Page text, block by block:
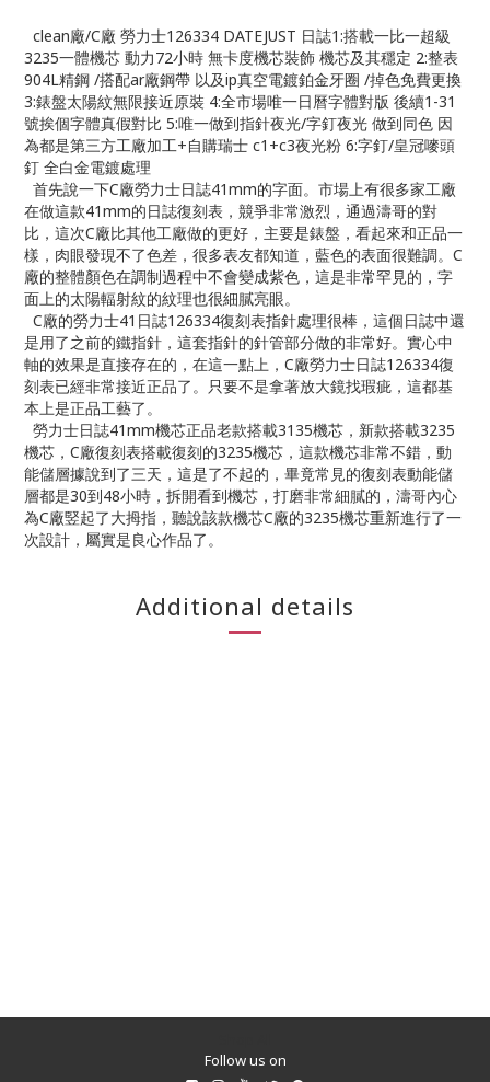
clean廠/C廠 勞力士126334 DATEJUST 日誌1:搭載一比一超級
3235一體機芯 動力72小時 無卡度機芯裝飾 機芯及其穩定 2:整表
904L精鋼 /搭配ar廠鋼帶 以及ip真空電鍍鉑金牙圈 /掉色免費更換
3:錶盤太陽紋無限接近原裝 4:全市場唯一日曆字體對版 後續1-31
號挨個字體真假對比 5:唯一做到指針夜光/字釘夜光 做到同色 因
為都是第三方工廠加工+自購瑞士 c1+c3夜光粉 6:字釘/皇冠嘜頭
釘 全白金電鍍處理
首先說一下C廠勞力士日誌41mm的字面。市場上有很多家工廠
在做這款41mm的日誌復刻表，競爭非常激烈，通過濤哥的對
比，這次C廠比其他工廠做的更好，主要是錶盤，看起來和正品一
樣，肉眼發現不了色差，很多表友都知道，藍色的表面很難調。C
廠的整體顏色在調制過程中不會變成紫色，這是非常罕見的，字
面上的太陽輻射紋的紋理也很細膩亮眼。
C廠的勞力士41日誌126334復刻表指針處理很棒，這個日誌中還
是用了之前的鐵指針，這套指針的針管部分做的非常好。實心中
軸的效果是直接存在的，在這一點上，C廠勞力士日誌126334復
刻表已經非常接近正品了。只要不是拿著放大鏡找瑕疵，這都基
本上是正品工藝了。
勞力士日誌41mm機芯正品老款搭載3135機芯，新款搭載3235
機芯，C廠復刻表搭載復刻的3235機芯，這款機芯非常不錯，動
能儲層據說到了三天，這是了不起的，畢竟常見的復刻表動能儲
層都是30到48小時，拆開看到機芯，打磨非常細膩的，濤哥內心
為C廠竪起了大拇指，聽說該款機芯C廠的3235機芯重新進行了一
次設計，屬實是良心作品了。
Additional details
Follow us on